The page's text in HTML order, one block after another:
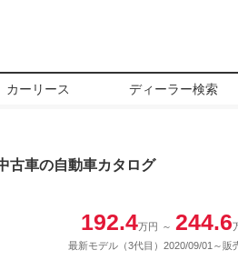
カーリース ディーラー検索
古車の自動車カタログ
192.4万円 ～ 244.6
最新モデル（3代目）2020/09/01～販